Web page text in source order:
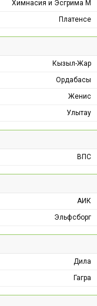
Химнасия и Эсгрима М
Платенсе
Кызыл-Жар
Ордабасы
Женис
Улытау
ВПС
АИК
Эльфсборг
Дила
Гагра